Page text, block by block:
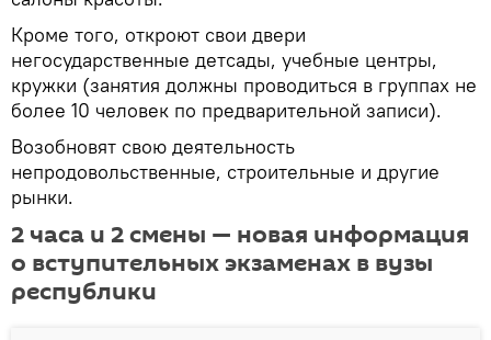
Кроме того, откроют свои двери
негосударственные детсады, учебные центры,
кружки (занятия должны проводиться в группах не
более 10 человек по предварительной записи).
Возобновят свою деятельность
непродовольственные, строительные и другие
рынки.
2 часа и 2 смены — новая информация
о вступительных экзаменах в вузы
республики